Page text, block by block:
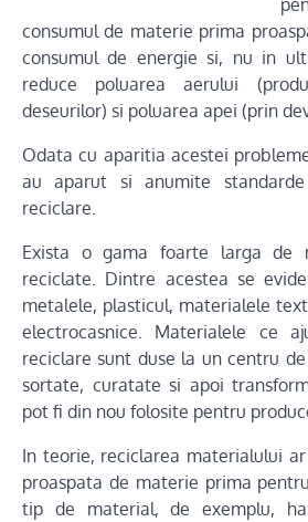
consumul de materie prima
consumul de energie si, nu in
reduce poluarea aerului
deseurilor) si poluarea apei (prin
Odata cu aparitia acestei
au aparut si anumite
reciclare.
Exista o gama foarte larga de
reciclate. Dintre acestea se
metalele, plasticul, materialele
electrocasnice. Materialele ce
reciclare sunt duse la un centru
sortate, curatate si apoi
pot fi din nou folosite pentru
In teorie, reciclarea materialului
proaspata de materie prima
tip de material, de exemplu,